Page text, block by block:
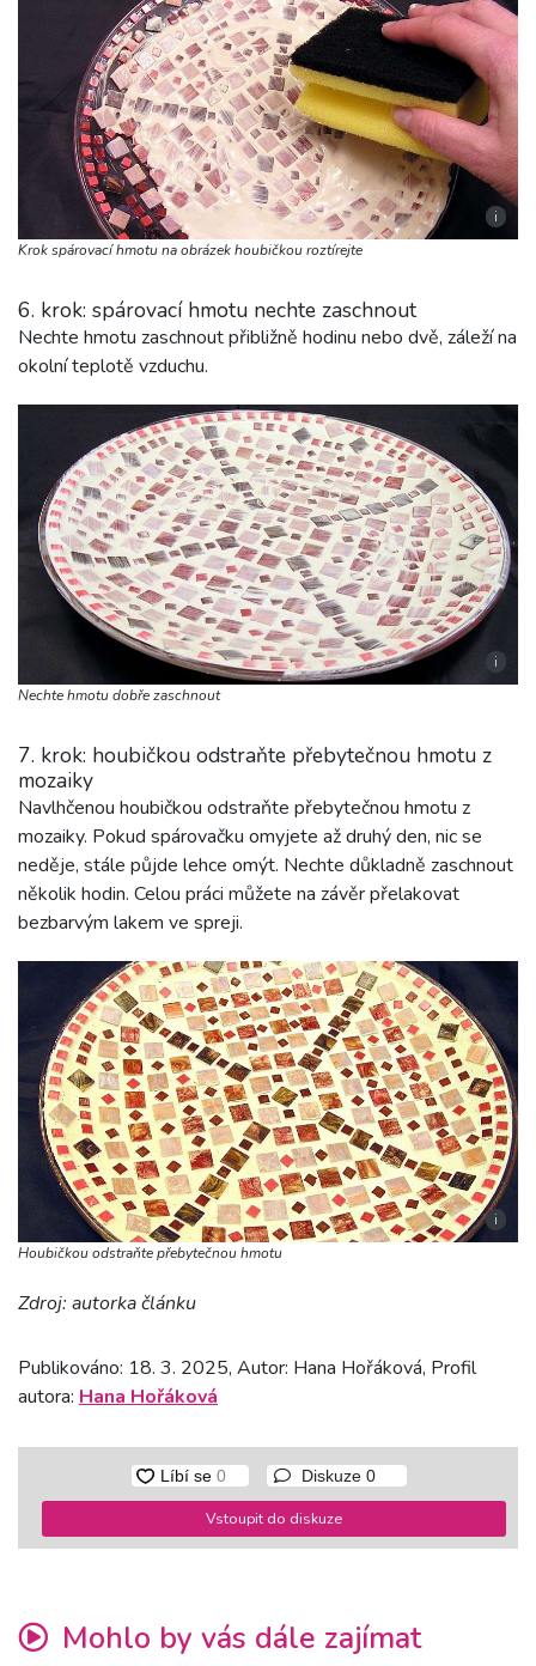
i
Krok spárovací hmotu na obrázek houbičkou roztírejte
6. krok: spárovací hmotu nechte zaschnout
Nechte hmotu zaschnout přibližně hodinu nebo dvě, záleží na
okolní teplotě vzduchu.
i
Nechte hmotu dobře zaschnout
7. krok: houbičkou odstraňte přebytečnou hmotu z
mozaiky
Navlhčenou houbičkou odstraňte přebytečnou hmotu z
mozaiky. Pokud spárovačku omyjete až druhý den, nic se
neděje, stále půjde lehce omýt. Nechte důkladně zaschnout
několik hodin. Celou práci můžete na závěr přelakovat
bezbarvým lakem ve spreji.
i
Houbičkou odstraňte přebytečnou hmotu
Zdroj: autorka článku
Publikováno: 18. 3. 2025, Autor: Hana Hořáková, Profil
autora: Hana Hořáková
Diskuze 0
Vstoupit do diskuze
Mohlo by vás dále zajímat